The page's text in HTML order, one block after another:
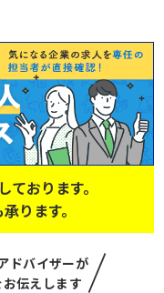
おります。
ります。
ドバイザーが
お伝えします